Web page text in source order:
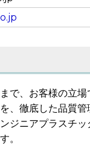
で、お客様の立場
、徹底した品質管
ジニアプラスチ
。